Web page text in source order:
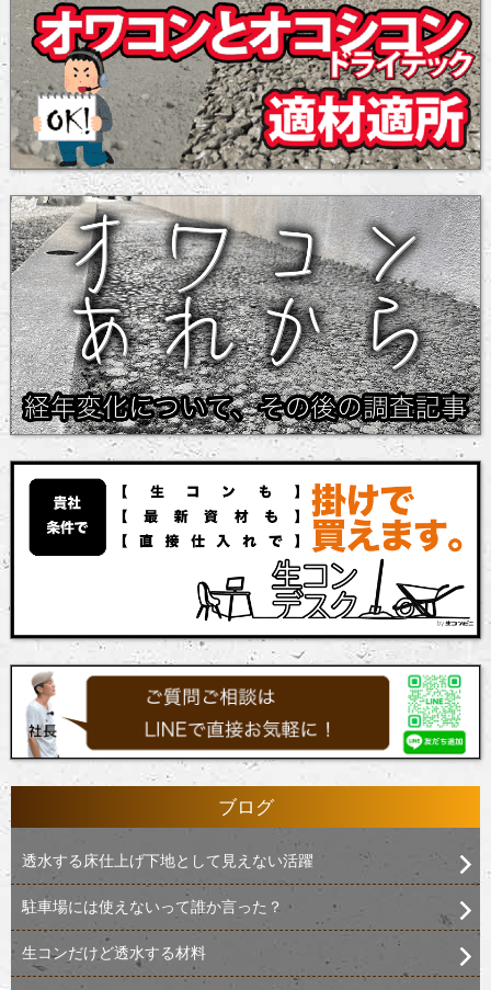
ブログ
透水する床仕上げ下地として見えない活躍
駐車場には使えないって誰か言った？
生コンだけど透水する材料